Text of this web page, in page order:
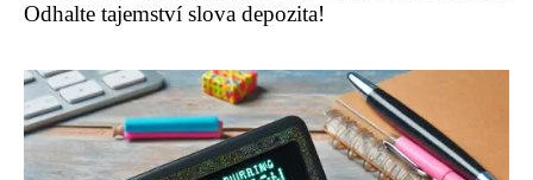
Odhalte tajemství slova depozita!